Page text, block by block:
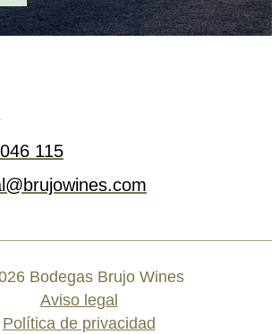
115
Bodegas Brujo Wines
Aviso legal
Política de privacidad